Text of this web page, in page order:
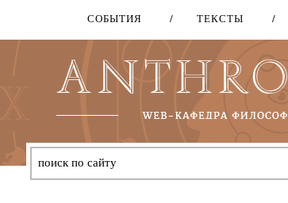
Перейти
основному
содержанию
СОБЫТИЯ ТЕКСТЫ